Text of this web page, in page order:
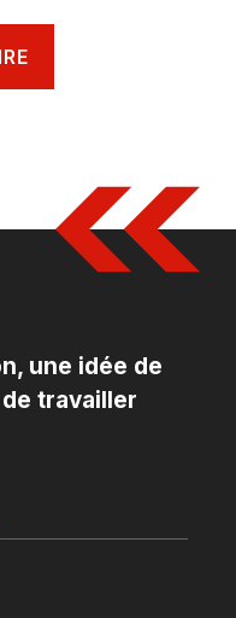
une idée de
travailler